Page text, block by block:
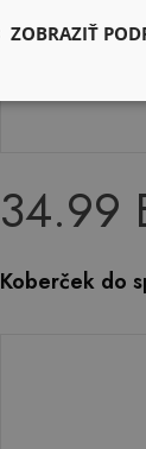
34.99
Koberček do
ZOBRAZIŤ